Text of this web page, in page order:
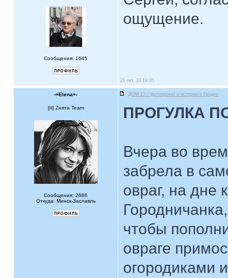
Сообщения: 1645
ощущение.
21 окт, 10 19:05
-=Elena=- ДОМ 13 / фотопроект и истории о Гродно
[ ] Zнята Team
Сообщения: 2686
Откуда: Минск-Заславль
ПРОГУЛКА
Вчера во
забрела в
овраг, на дне
чтобы
овраге
огородиками